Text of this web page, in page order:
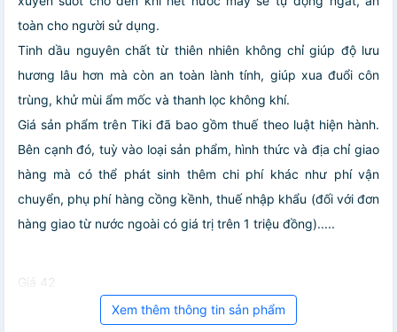
toàn cho người sử dụng.
Tinh dầu nguyên chất từ thiên nhiên không chỉ giúp độ lưu
hương lâu hơn mà còn an toàn lành tính, giúp xua đuổi côn
trùng, khử mùi ẩm mốc và thanh lọc không khí.
Giá sản phẩm trên Tiki đã bao gồm thuế theo luật hiện hành.
Bên cạnh đó, tuỳ vào loại sản phẩm, hình thức và địa chỉ giao
hàng mà có thể phát sinh thêm chi phí khác như phí vận
chuyển, phụ phí hàng cồng kềnh, thuế nhập khẩu (đối với đơn
hàng giao từ nước ngoài có giá trị trên 1 triệu đồng).....
Giá 42
Xem thêm thông tin sản phẩm